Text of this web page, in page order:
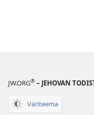
JW.ORG® – JEHOVAN
Väriteema